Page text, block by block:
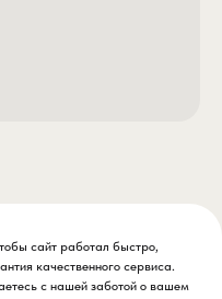
сайт работал быстро,
качественного сервиса.
с нашей заботой о вашем